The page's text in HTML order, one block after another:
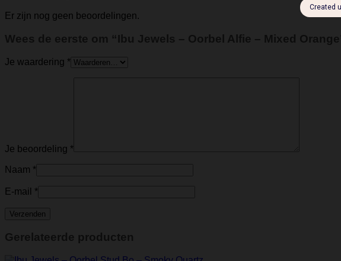
Er zijn nog geen beoordelingen.
Wees de eerste om “Ibu Jewels – Oorbel Alfie – Mixed
Je waardering *
Je beoordeling *
Naam *
E-mail *
Gerelateerde producten